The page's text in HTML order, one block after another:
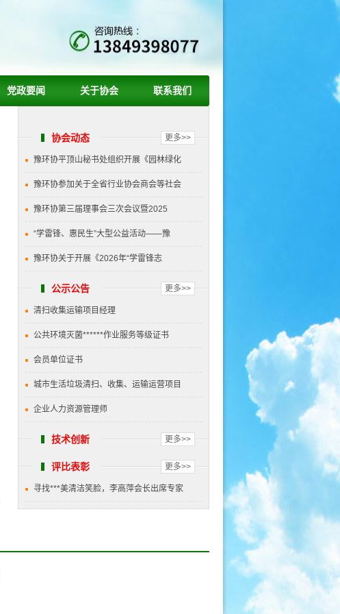
党政要闻 关于协会 联系我们
更多>>
协会动态
豫环协平顶山秘书处组织开展《园林绿化
豫环协参加关于全省行业协会商会等社会
豫环协第三届理事会三次会议暨2025
“学雷锋、惠民生”大型公益活动——豫
豫环协关于开展《2026年“学雷锋志
更多>>
公示公告
清扫收集运输项目经理
公共环境灭菌******作业服务等级证书
会员单位证书
城市生活垃圾清扫、收集、运输运营项目
企业人力资源管理师
更多>>
技术创新
更多>>
评比表彰
寻找***美清洁笑脸，李高萍会长出席专家